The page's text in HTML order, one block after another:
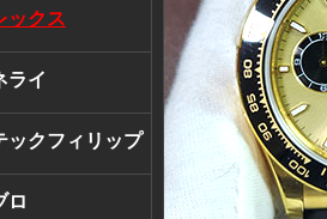
ックス
ライ
ックフィリップ
ロ